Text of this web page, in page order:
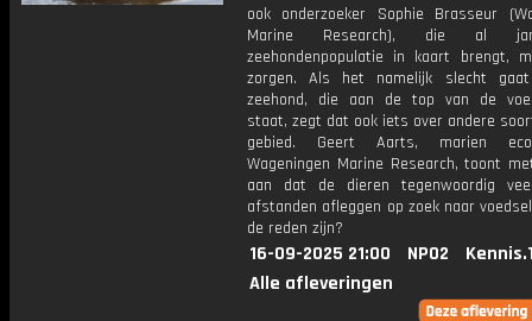
ook onderzoeker Sophie Brasseur
Marine Research), die al
zeehondenpopulatie in kaart brengt,
zorgen. Als het namelijk slecht
zeehond, die aan de top van de
staat, zegt dat ook iets over andere
gebied. Geert Aarts, marien
Wageningen Marine Research, toont
aan dat de dieren tegenwoordig
afstanden afleggen op zoek naar
de reden zijn?
16-09-2025 21:00 NPO2
Alle afleveringen